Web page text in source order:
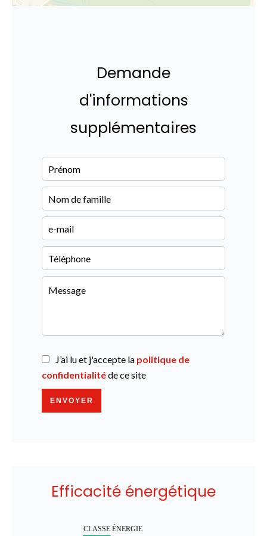
Demande
d'informations
supplémentaires
J’ai lu et j'accepte la politique de
confidentialitéde ce site
ENVOYER
Efficacité énergétique